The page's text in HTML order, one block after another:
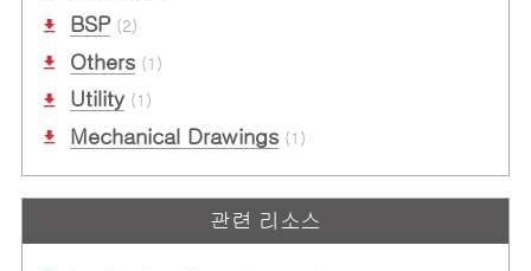
BSP(2)
Others(1)
Utility(1)
Mechanical Drawings(1)
관련 리소스